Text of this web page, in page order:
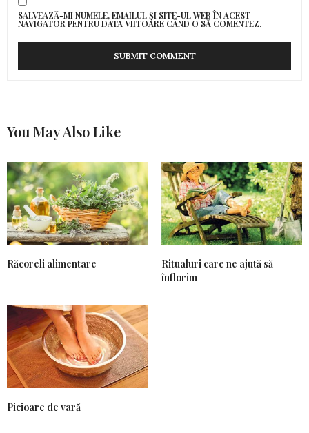
SALVEAZĂ-MI NUMELE, EMAILUL ȘI SITE-UL WEB ÎN ACEST
NAVIGATOR PENTRU DATA VIITOARE CÂND O SĂ COMENTEZ.
You May Also Like
Răcoreli alimentare
Ritualuri care ne ajută să
înflorim
Picioare de vară